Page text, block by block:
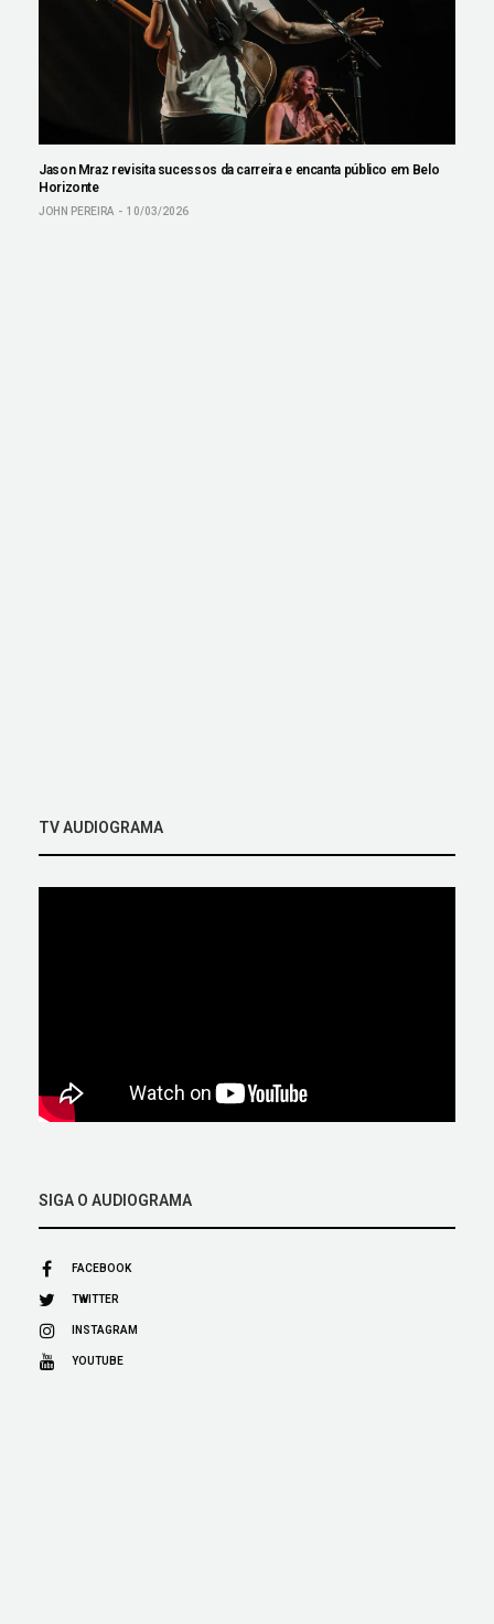
Jason Mraz revisita sucessos da carreira e encanta público em Belo
Horizonte
JOHN PEREIRA 10/03/2026
TV AUDIOGRAMA
SIGA O AUDIOGRAMA
FACEBOOK
TWITTER
INSTAGRAM
YOUTUBE